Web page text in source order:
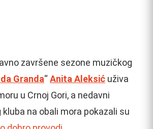
završene sezone muzičkog
Granda“Anita Aleksić uživa
u Crnoj Gori, a nedavni
kluba na obali mora pokazali su